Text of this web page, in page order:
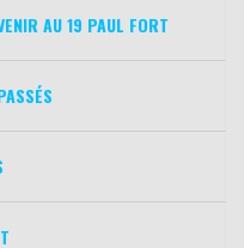
AU 19 PAUL FORT